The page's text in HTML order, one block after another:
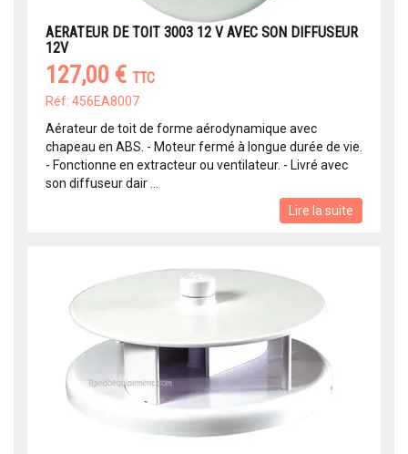
AERATEUR DE TOIT 3003 12 V AVEC SON DIFFUSEUR
12V
127,00 € TTC
Réf: 456EA8007
Aérateur de toit de forme aérodynamique avec
chapeau en ABS. - Moteur fermé à longue durée de vie.
- Fonctionne en extracteur ou ventilateur. - Livré avec
son diffuseur dair ...
Lire la suite